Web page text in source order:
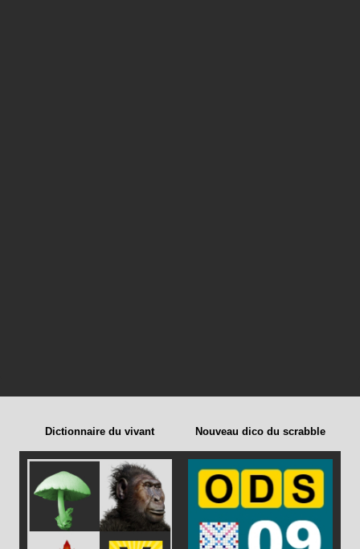
Dictionnaire du vivant Nouveau dico du scrabble